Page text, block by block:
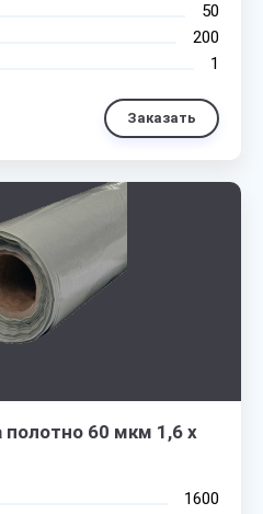
50
200
1
Заказать
полотно 60 мкм 1,6 х
1600